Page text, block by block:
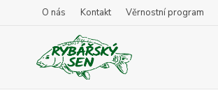
O nás Kontakt Věrnostní program